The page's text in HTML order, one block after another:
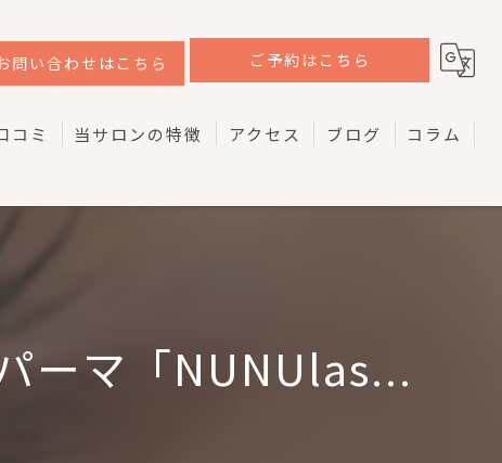
問い合わせはこちら ご予約はこちら
コミ 当サロンの特徴
韓国
マツエク
アクセス ブログ コラム
ーマ「NUNUlas...